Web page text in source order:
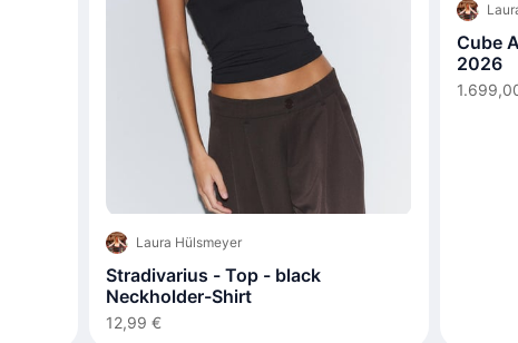
Laura Hülsmeyer
Stradivarius - Top - black
Neckholder-Shirt
12,99 €
Cube
2026